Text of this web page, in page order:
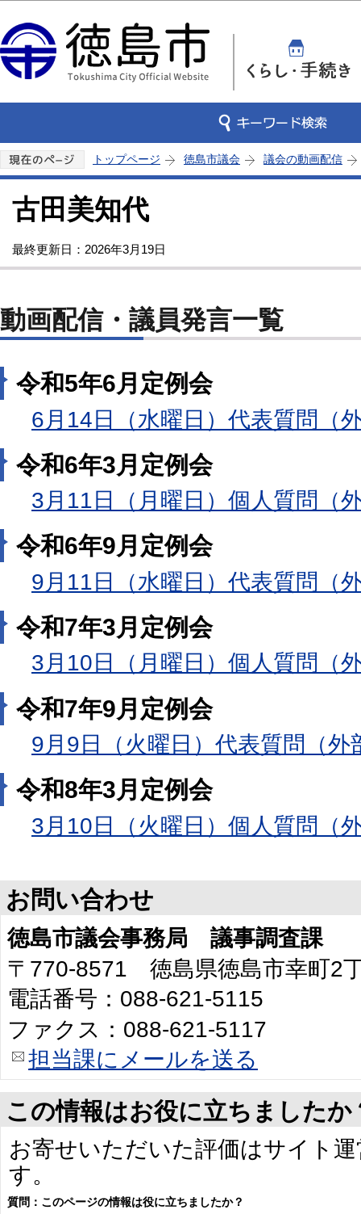
トップページ 徳島市議会 議会の動画配信
古田美知代
最終更新日：2026年3月19日
動画配信・議員発言一覧
令和5年6月定例会
6月14日（水曜日）代表質問（
令和6年3月定例会
3月11日（月曜日）個人質問（
令和6年9月定例会
9月11日（水曜日）代表質問（
令和7年3月定例会
3月10日（月曜日）個人質問（
令和7年9月定例会
9月9日（火曜日）代表質問（外
令和8年3月定例会
3月10日（火曜日）個人質問（
お問い合わせ
徳島市議会事務局 議事調査課
〒770-8571 徳島県徳島市幸町2
電話番号：088-621-5115
ファクス：088-621-5117
担当課にメールを送る
この情報はお役に立ちましたか
お寄せいただいた評価はサイト
す。
質問：このページの情報は役に立ちましたか？